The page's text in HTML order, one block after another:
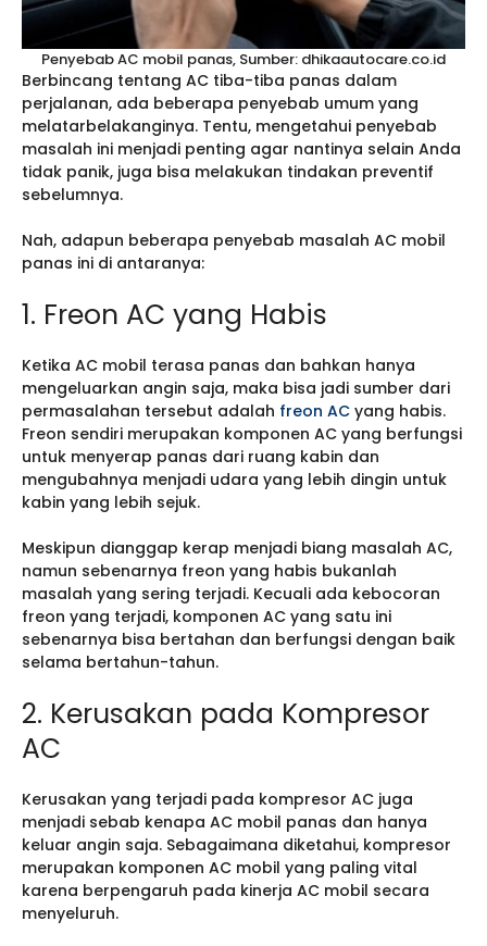
Penyebab AC mobil panas, Sumber: dhikaautocare.co.id
Berbincang tentang AC tiba-tiba panas dalam
perjalanan, ada beberapa penyebab umum yang
melatarbelakanginya. Tentu, mengetahui penyebab
masalah ini menjadi penting agar nantinya selain Anda
tidak panik, juga bisa melakukan tindakan preventif
sebelumnya.
Nah, adapun beberapa penyebab masalah AC mobil
panas ini di antaranya:
1. Freon AC yang Habis
Ketika AC mobil terasa panas dan bahkan hanya
mengeluarkan angin saja, maka bisa jadi sumber dari
permasalahan tersebut adalah freon AC yang habis.
Freon sendiri merupakan komponen AC yang berfungsi
untuk menyerap panas dari ruang kabin dan
mengubahnya menjadi udara yang lebih dingin untuk
kabin yang lebih sejuk.
Meskipun dianggap kerap menjadi biang masalah AC,
namun sebenarnya freon yang habis bukanlah
masalah yang sering terjadi. Kecuali ada kebocoran
freon yang terjadi, komponen AC yang satu ini
sebenarnya bisa bertahan dan berfungsi dengan baik
selama bertahun-tahun.
2. Kerusakan pada Kompresor
AC
Kerusakan yang terjadi pada kompresor AC juga
menjadi sebab kenapa AC mobil panas dan hanya
keluar angin saja. Sebagaimana diketahui, kompresor
merupakan komponen AC mobil yang paling vital
karena berpengaruh pada kinerja AC mobil secara
menyeluruh.